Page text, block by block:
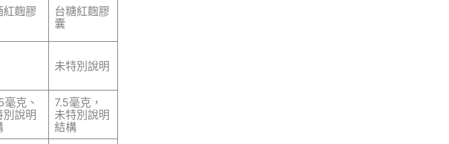
紅麴膠
台糖紅麴膠
囊
未特別說明
克、
別說明
7.5毫克，
未特別說明
結構